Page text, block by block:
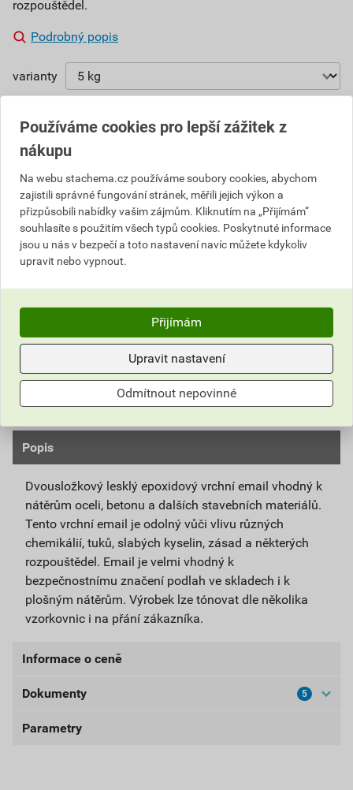
rozpouštědel.
Podrobný popis
varianty
2 493,33 Kč
Cena s DPH
448,80 Kčza kg
2 243,99 Kčza SET
Cena bez DPH
370,91 Kč za kg
1 854,54 Kč za SET
Do košíku přidáte1 SET / 5 kgza2 243,99Kčs DPH
bez DPH).
1143021960
Katalogový kód: ZJ8SW
Výrobky značky:Stachema
Popis
Dvousložkový lesklý epoxidový vrchní email vhodný k
nátěrům oceli, betonu a dalších stavebních materiálů.
Tento vrchní email je odolný vůči vlivu různých
chemikálií, tuků, slabých kyselin, zásad a některých
rozpouštědel. Email je velmi vhodný k
bezpečnostnímu značení podlah ve skladech i k
plošným nátěrům. Výrobek lze tónovat dle několika
vzorkovnic i na přání zákazníka.
Informace o ceně
Aktuální prodejní cena po slevě 10% z ceníkové ceny
1 854,54 Kč
Dokumenty 5
Bezpečnostní listy
Parametry
Používáme cookies pro lepší zážitek z
nákupu
Na webu stachema.cz používáme soubory cookies, abychom
zajistili správné fungování stránek, měřili jejich výkon a
přizpůsobili nabídky vašim zájmům. Kliknutím na „Přijímám“
souhlasíte s použitím všech typů cookies. Poskytnuté informace
jsou u nás v bezpečí a toto nastavení navíc můžete kdykoliv
upravit nebo vypnout.
Přijímám
Upravit nastavení
Odmítnout nepovinné